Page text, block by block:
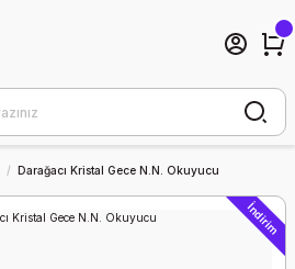
Darağacı Kristal Gece N.N. Okuyucu
İndirim